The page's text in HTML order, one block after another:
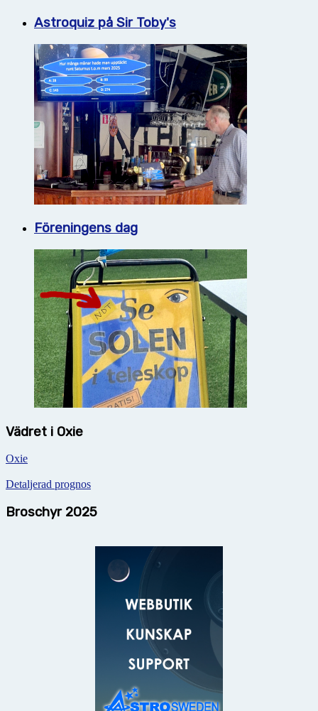
Astroquiz på Sir Toby's
Föreningens dag
Vädret i Oxie
Oxie
Detaljerad prognos
Broschyr 2025